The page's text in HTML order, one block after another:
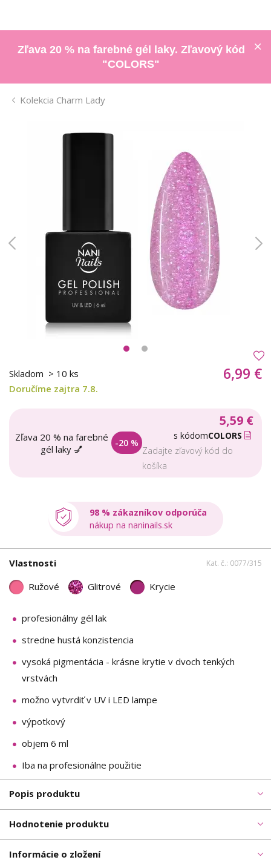
Zľava 20 % na farebné gél laky. Zľavový kód
"COLORS"
Kolekcia Charm Lady
Skladom > 10 ks
Doručíme zajtra 7.8.
6,99 €
Zľava 20 % na farebné
gél laky 💅
-20 %
5,59 €
s kódomCOLORS
Zadajte zľavový kód do
košíka
98 % zákazníkov odporúča
nákup na naninails.sk
Vlastnosti Kat. č.: 0077/315
Ružové Glitrové Krycie
profesionálny gél lak
stredne hustá konzistencia
vysoká pigmentácia - krásne krytie v dvoch tenkých
vrstvách
možno vytvrdiť v UV i LED lampe
výpotkový
objem 6 ml
Iba na profesionálne použitie
Popis produktu
Hodnotenie produktu
Informácie o zložení